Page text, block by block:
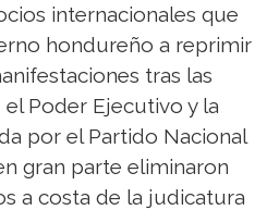
internacionales que
hondureño a reprimir
tras las
Poder Ejecutivo y la
por el Partido Nacional
gran parte eliminaron
a costa de la judicatura